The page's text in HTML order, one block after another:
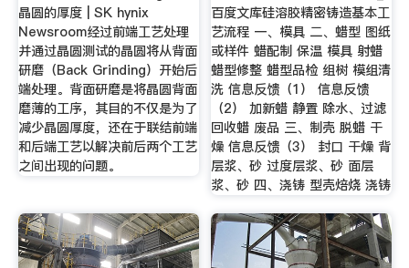
晶圆的厚度 | SK hynix
Newsroom经过前端工艺处理
并通过晶圆测试的晶圆将从背面
研磨（Back Grinding）开始后
端处理。背面研磨是将晶圆背面
磨薄的工序，其目的不仅是为了
减少晶圆厚度，还在于联结前端
和后端工艺以解决前后两个工艺
之间出现的问题。
百度文库硅溶胶精密铸造基本工
艺流程 一、模具 二、蜡型 图纸
或样件 蜡配制 保温 模具 射蜡
蜡型修整 蜡型品检 组树 模组清
洗 信息反馈（1） 信息反馈
（2） 加新蜡 静置 除水、过滤
回收蜡 废品 三、制壳 脱蜡 干
燥 信息反馈（3） 封口 干燥 背
层浆、砂 过度层浆、砂 面层
浆、砂 四、浇铸 型壳焙烧 浇铸